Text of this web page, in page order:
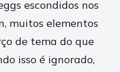
escondidos nos
muitos elementos
de tema do que
isso é ignorado,